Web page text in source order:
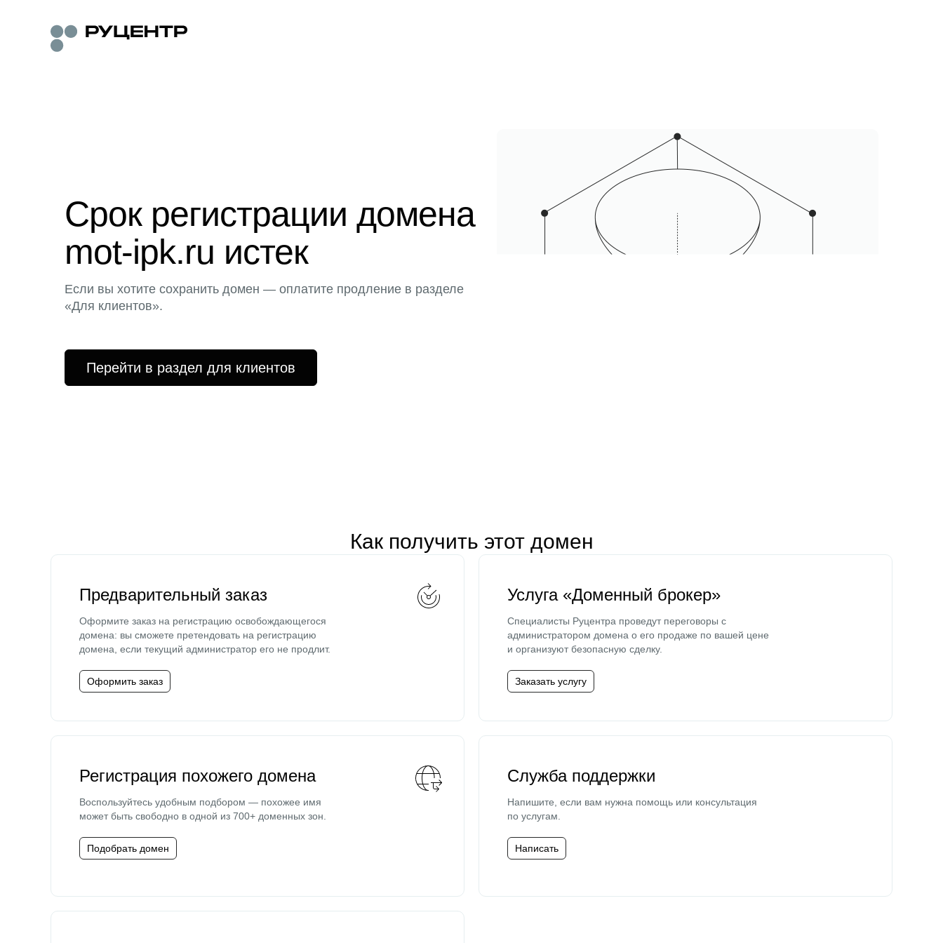
Срок регистрации домена
mot-ipk.ru истек
Если вы хотите сохранить домен — оплатите продление в разделе
«Для клиентов».
Перейти в раздел для клиентов
Как получить этот домен
Предварительный заказ
Оформите заказ на регистрацию освобождающегося
домена: вы сможете претендовать на регистрацию
домена, если текущий администратор его не продлит.
Оформить заказ
Услуга «Доменный брокер»
Специалисты Руцентра проведут переговоры с
администратором домена о его продаже по вашей цене
и организуют безопасную сделку.
Заказать услугу
Регистрация похожего домена
Воспользуйтесь удобным подбором — похожее имя
может быть свободно в одной из 700+ доменных зон.
Подобрать домен
Служба поддержки
Напишите, если вам нужна помощь или консультация
по услугам.
Написать